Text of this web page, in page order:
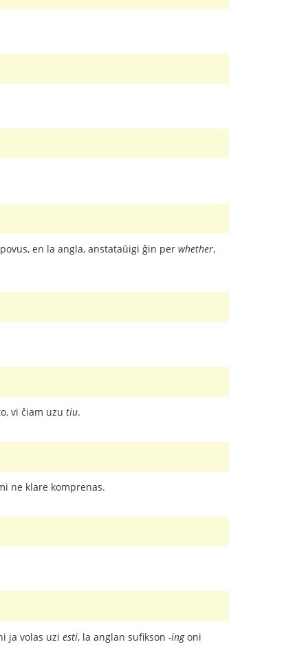
en la angla, anstataŭigi ĝin per whether,
vi ĉiam uzu tiu.
ne klare komprenas.
ja volas uzi esti, la anglan sufikson -ingoni